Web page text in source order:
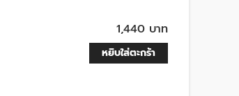
1,440 บาท
หยิบใส่ตะกร้า